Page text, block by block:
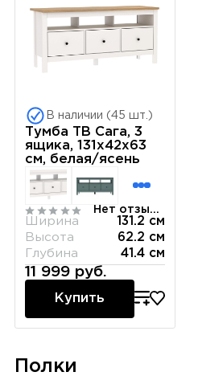
В наличии (45 шт.)
Тумба ТВ Сага, 3
ящика, 131х42х63
см, белая/ясень
Нет отзывов
Ширина
131.2 см
Высота
62.2 см
Глубина
41.4 см
11 999 руб.
Купить
Полки